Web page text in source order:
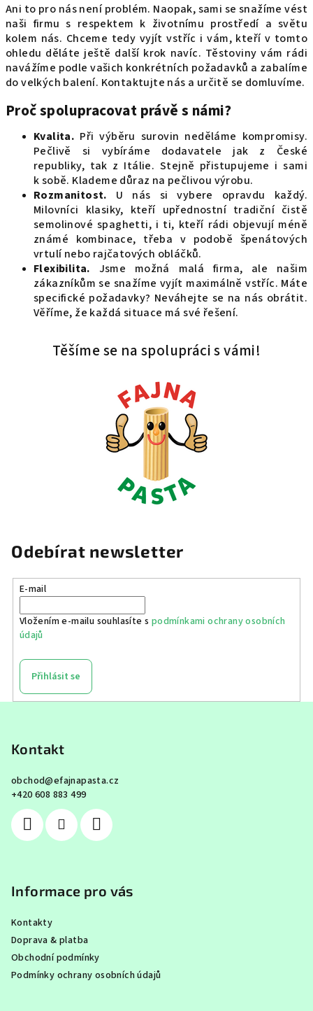
Ani to pro nás není problém. Naopak, sami se snažíme vést
naši firmu s respektem k životnímu prostředí a světu
kolem nás. Chceme tedy vyjít vstříc i vám, kteří v tomto
ohledu děláte ještě další krok navíc. Těstoviny vám rádi
navážíme podle vašich konkrétních požadavků a zabalíme
do velkých balení. Kontaktujte nás a určitě se domluvíme.
Proč spolupracovat právě s námi?
Kvalita. Při výběru surovin neděláme kompromisy.
Pečlivě si vybíráme dodavatele jak z České
republiky, tak z Itálie. Stejně přistupujeme i sami
k sobě. Klademe důraz na pečlivou výrobu.
Rozmanitost. U nás si vybere opravdu každý.
Milovníci klasiky, kteří upřednostní tradiční čistě
semolinové spaghetti, i ti, kteří rádi objevují méně
známé kombinace, třeba v podobě špenátových
vrtulí nebo rajčatových obláčků.
Flexibilita. Jsme možná malá firma, ale našim
zákazníkům se snažíme vyjít maximálně vstříc. Máte
specifické požadavky? Neváhejte se na nás obrátit.
Věříme, že každá situace má své řešení.
Těšíme se na spolupráci s vámi!
Odebírat newsletter
E-mail
Vložením e-mailu souhlasíte s podmínkami ochrany osobních
údajů
Přihlásit se
Kontakt
obchod@efajnapasta.cz
+420 608 883 499
Informace pro vás
Kontakty
Doprava & platba
Obchodní podmínky
Podmínky ochrany osobních údajů